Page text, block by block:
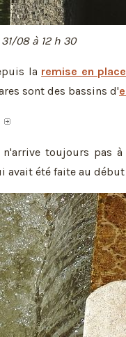
31/08 à 12 h 30
la remise en
sont des bassins d'
n'arrive toujours pas
avait été faite au